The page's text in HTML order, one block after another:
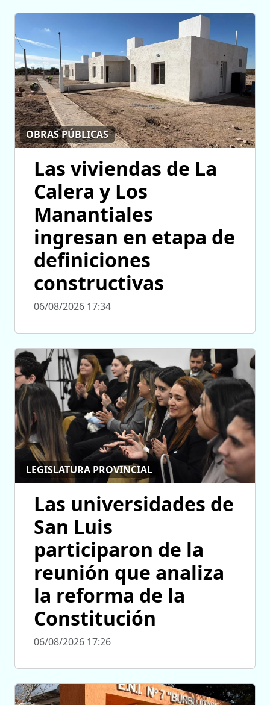
OBRAS PÚBLICAS
Las viviendas de La
Calera y Los
Manantiales
ingresan en etapa de
definiciones
constructivas
06/08/2026 17:34
LEGISLATURA PROVINCIAL
Las universidades de
San Luis
participaron de la
reunión que analiza
la reforma de la
Constitución
06/08/2026 17:26